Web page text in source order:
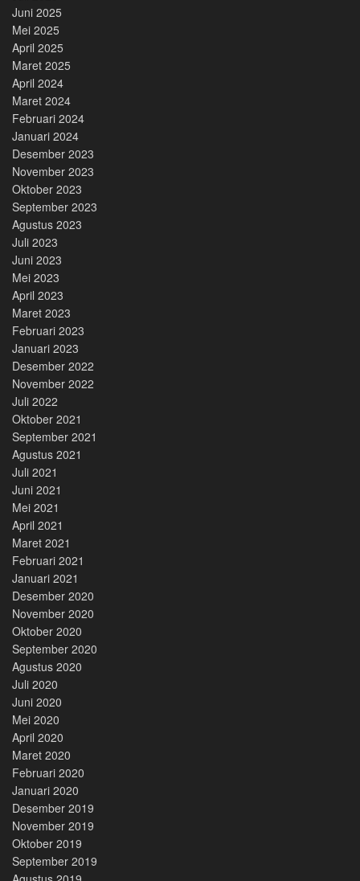
Juni 2025
Mei 2025
April 2025
Maret 2025
April 2024
Maret 2024
Februari 2024
Januari 2024
Desember 2023
November 2023
Oktober 2023
September 2023
Agustus 2023
Juli 2023
Juni 2023
Mei 2023
April 2023
Maret 2023
Februari 2023
Januari 2023
Desember 2022
November 2022
Juli 2022
Oktober 2021
September 2021
Agustus 2021
Juli 2021
Juni 2021
Mei 2021
April 2021
Maret 2021
Februari 2021
Januari 2021
Desember 2020
November 2020
Oktober 2020
September 2020
Agustus 2020
Juli 2020
Juni 2020
Mei 2020
April 2020
Maret 2020
Februari 2020
Januari 2020
Desember 2019
November 2019
Oktober 2019
September 2019